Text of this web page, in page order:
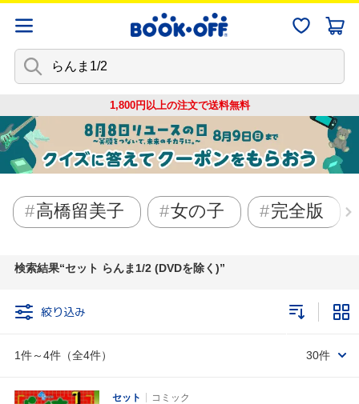
1,800円以上の注文で送料無料
高橋留美子 女の子 完全版
検索結果 セット らんま1/2 (DVDを除く)
絞り込み
1件～4件（全4件） 30件
セット コミック